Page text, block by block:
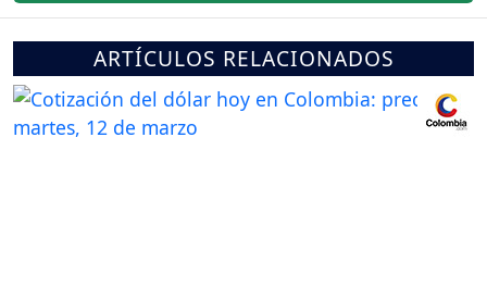
ARTÍCULOS RELACIONADOS